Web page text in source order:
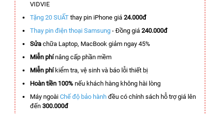
VIDVIE
Tặng 20 SUẤT thay pin iPhone giá 24.000đ
Thay pin điện thoại Samsung - Đồng giá 240.000đ
Sửa chữa Laptop, MacBook giảm ngay 45%
Miễn phínâng cấp phần mềm
Miễn phíkiểm tra, vệ sinh và báo lỗi thiết bị
Hoàn tiền 100% nếu khách hàng không hài lòng
Máy ngoài Chế độ bảo hành đều có chính sách hỗ trợ giá lên
đến 300.000đ